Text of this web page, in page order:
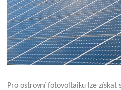
Pro ostrovní fotovoltaiku lze získat